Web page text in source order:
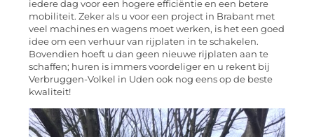
iedere dag voor een hogere efficiëntie en een betere
mobiliteit. Zeker als u voor een project in Brabant met
veel machines en wagens moet werken, is het een goed
idee om een verhuur van rijplaten in te schakelen.
Bovendien hoeft u dan geen nieuwe rijplaten aan te
schaffen; huren is immers voordeliger en u rekent bij
Verbruggen-Volkel in Uden ook nog eens op de beste
kwaliteit!